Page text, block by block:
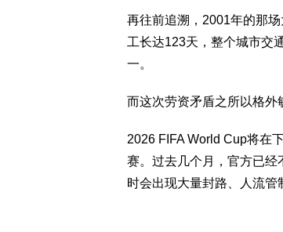
再往前追溯，2001年的那
工长达123天，整个城市交
一。
而这次劳资矛盾之所以格外
2026 FIFA World Cup将在
赛。过去几个月，官方已
时会出现大量封路、人流管